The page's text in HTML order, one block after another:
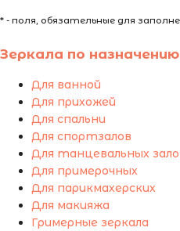
* - поля, обязательные для
Зеркала по назначению
Для ванной
Для прихожей
Для спальни
Для спортзалов
Для танцевальных
Для примерочных
Для парикмахерских
Для макияжа
Гримерные зеркала